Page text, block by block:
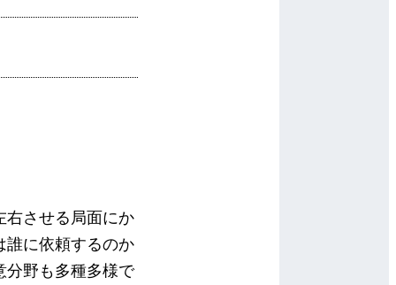
右させる局面にか
誰に依頼するのか
分野も多種多様で